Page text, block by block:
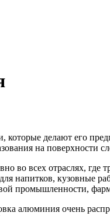
делают его
на поверхности
всех отраслях, где
напитков, кузовные
промышленности,
алюминия очень